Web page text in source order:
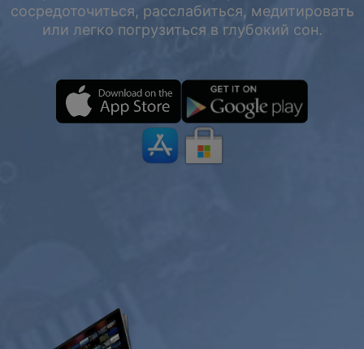
сосредоточиться, расслабиться, медитировать
или легко погрузиться в глубокий сон.